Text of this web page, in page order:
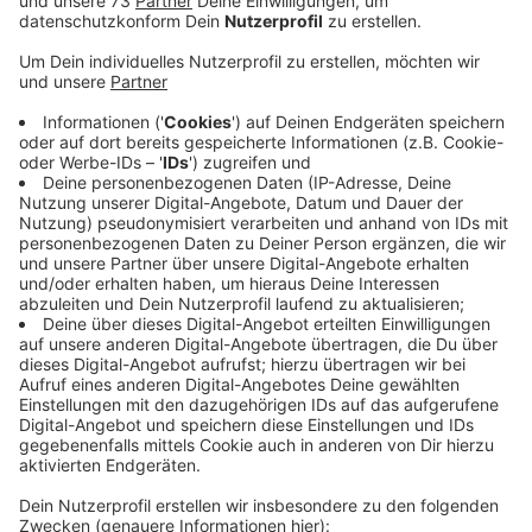
Bußgeldverfahren wegen dauerhafter
Ruhestörung
Anzeige
In Biemenhorst hat ein 39-Jähriger am Wochenende
nicht nur die Nerven seiner Nachbarn sondern auch die
der Polizei strapaziert. Die musste einmal in der Nacht
zu Sonntag und noch zweimal in der vergangenen
Nacht zur Adresse des Mannes ausrücken. Jedes Mal
war der Biemenhorster betrunken und hatte seine
Musik überlaut aufgedreht. Weil er keine Einsicht
zeigte, nahmen ihm die Beamten schließlich die
Musikanlage weg und leiteten ein Bußgeldverfahren
ein.